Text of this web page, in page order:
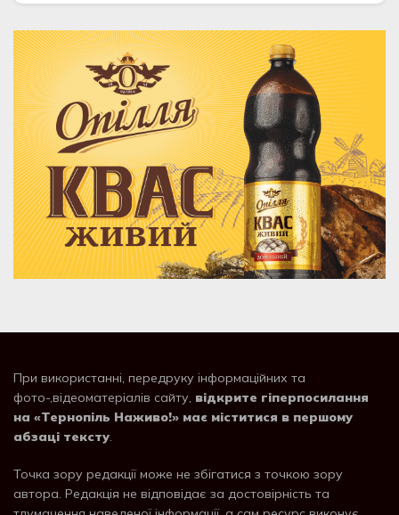
При використанні, передруку інформаційних та
фото-,відеоматеріалів сайту, відкрите гіперпосилання
на «Тернопіль Наживо!» має міститися в першому
абзаці тексту.
Точка зору редакції може не збігатися з точкою зору
автора. Редакція не відповідає за достовірність та